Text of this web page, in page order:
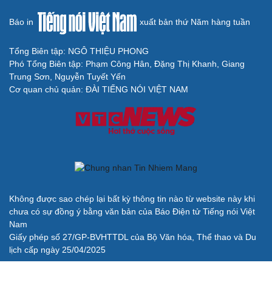
Báo in xuất bản thứ Năm hàng tuần
Tổng Biên tập: NGÔ THIỆU PHONG
Phó Tổng Biên tập: Phạm Công Hân, Đặng Thị Khanh, Giang
Trung Sơn, Nguyễn Tuyết Yến
Cơ quan chủ quản: ĐÀI TIẾNG NÓI VIỆT NAM
Không được sao chép lại bất kỳ thông tin nào từ website này khi
chưa có sự đồng ý bằng văn bản của Báo Điện tử Tiếng nói Việt
Nam
Giấy phép số 27/GP-BVHTTDL của Bộ Văn hóa, Thể thao và Du
lịch cấp ngày 25/04/2025